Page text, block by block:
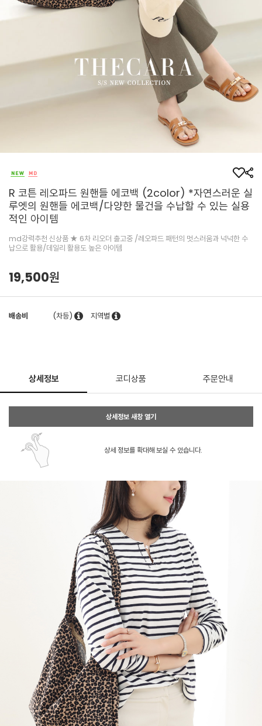
R 코튼 레오파드 원핸들 에코백 (2color) *자연스러운 실
루엣의 원핸들 에코백/다양한 물건을 수납할 수 있는 실용
적인 아이템
md강력추천 신상품 ★ 6차 리오더 출고중 /레오파드 패턴의 멋스러움과 넉넉한 수
납으로 활용/데일리 활용도 높은 아이템
19,500원
배송비 (차등) 지역별
상세정보 코디상품 주문안내
상세정보 새창 열기
상세 정보를 확대해 보실 수 있습니다.